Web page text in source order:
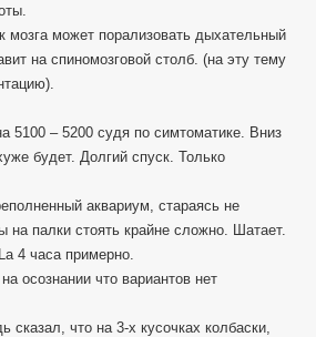
мозга может порализовать дыхательный
на спиномозговой столб. (на эту тему
5100 – 5200 судя по симтоматике. Вниз
будет. Долгий спуск. Только
аквариум, стараясь не
на палки стоять крайне сложно. Шатает.
4 часа примерно.
осознании что вариантов нет
сказал, что на 3-х кусочках колбаски,